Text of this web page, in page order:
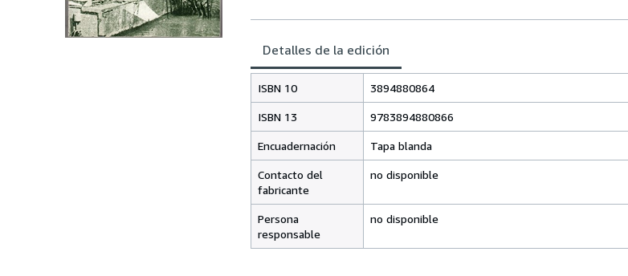
Detalles de la edición
ISBN 10 3894880864
ISBN 13 9783894880866
Encuadernación Tapa blanda
Contacto del
fabricante
no disponible
Persona
responsable
no disponible